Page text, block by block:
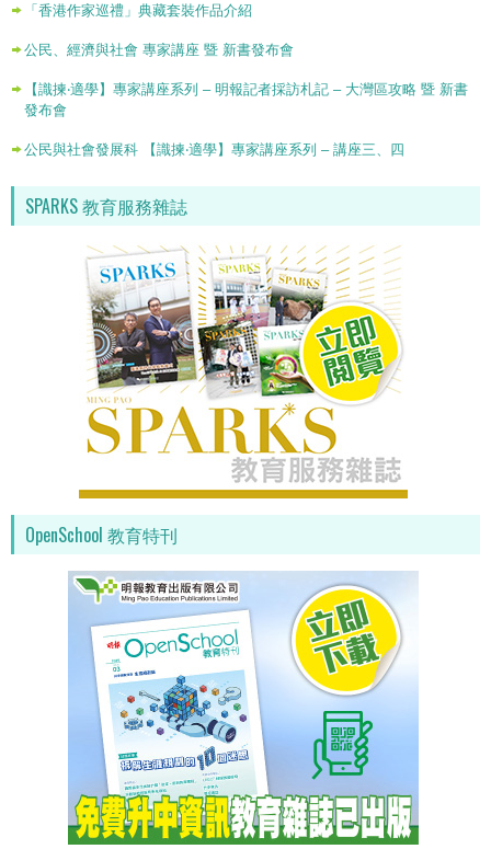
「香港作家巡禮」典藏套裝作品介紹
公民、經濟與社會 專家講座 暨 新書發布會
【識揀‧適學】專家講座系列 – 明報記者採訪札記 – 大灣區攻略 暨 新書
發布會
公民與社會發展科 【識揀‧適學】專家講座系列 – 講座三、四
SPARKS 教育服務雜誌
OpenSchool 教育特刊